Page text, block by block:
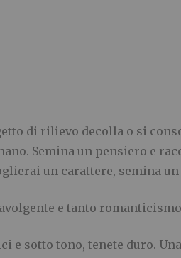
di rilievo decolla o si
Semina un pensiero e
un carattere, semina
e tanto
e sotto tono, tenete duro.